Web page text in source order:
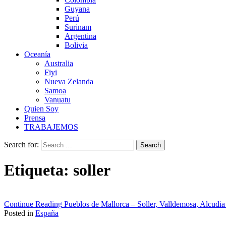
Guyana
Perú
Surinam
Argentina
Bolivia
Oceanía
Australia
Fiyi
Nueva Zelanda
Samoa
Vanuatu
Quien Soy
Prensa
TRABAJEMOS
Search for:
Etiqueta: soller
Continue Reading Pueblos de Mallorca – Soller, Valldemosa,
Posted in España